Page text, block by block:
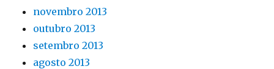
novembro 2013
outubro 2013
setembro 2013
agosto 2013